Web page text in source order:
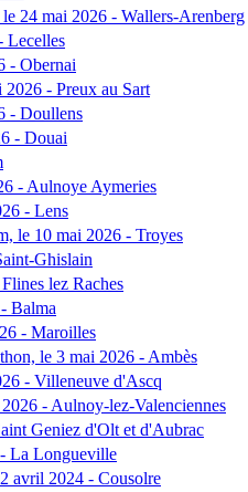
24 mai 2026 - Wallers-Arenberg
Lecelles
- Obernai
2026 - Preux au Sart
- Doullens
- Douai
- Aulnoye Aymeries
- Lens
le 10 mai 2026 - Troyes
Ghislain
lez Raches
Balma
- Maroilles
le 3 mai 2026 - Ambès
- Villeneuve d'Ascq
- Aulnoy-lez-Valenciennes
Geniez d'Olt et d'Aubrac
La Longueville
avril 2024 - Cousolre